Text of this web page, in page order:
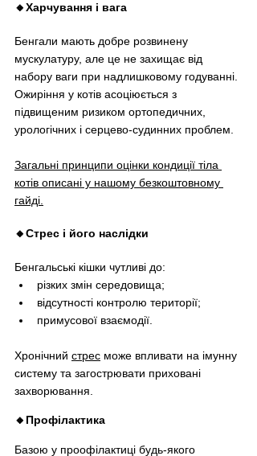
🔸Харчування і вага
Бенгали мають добре розвинену
мускулатуру, але це не захищає від
набору ваги при надлишковому годуванні.
Ожиріння у котів асоціюється з
підвищеним ризиком ортопедичних,
урологічних і серцево-судинних проблем.
Загальні принципи оцінки кондиції тіла
котів описані у нашому безкоштовному
гайді.
🔸Стрес і його наслідки
Бенгальські кішки чутливі до:
різких змін середовища;
відсутності контролю території;
примусової взаємодії.
Хронічний стрес може впливати на імунну
систему та загострювати приховані
захворювання.
🔸Профілактика
Базою у проофілактиці будь-якого